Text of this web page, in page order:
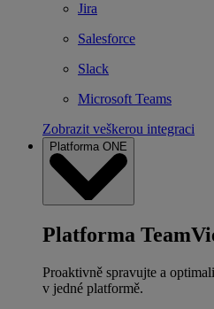
Jira
Salesforce
Slack
Microsoft Teams
Zobrazit veškerou integraci
Platforma ONE
Platforma
Proaktivně spravujte a
v jedné platformě.